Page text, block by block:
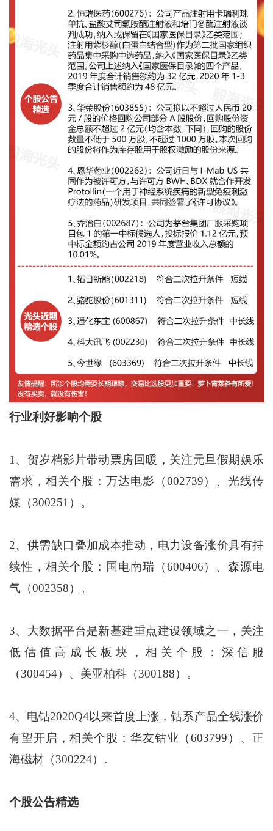
行业利好影响个股
1、贺岁档影片带动票房回暖，关注元旦假期娱乐
需求，相关个股：万达电影（002739）、光线传
媒（300251）。
2、供需缺口叠加成本推动，电力设备涨价具有持
续性，相关个股：国电南瑞（600406）、森源电
气（002358）。
3、大数据平台是新基建重点建设领域之一，关注
低估值高成长板块，相关个股：深信服
（300454）、美亚柏科（300188）。
4、电钴2020Q4以来首度上涨，钴系产品全线涨价
有望开启，相关个股：华友钴业（603799）、正
海磁材（300224）。
个股公告精选